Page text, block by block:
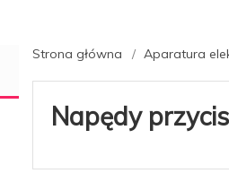
Strona główna Aparatura
Napędy